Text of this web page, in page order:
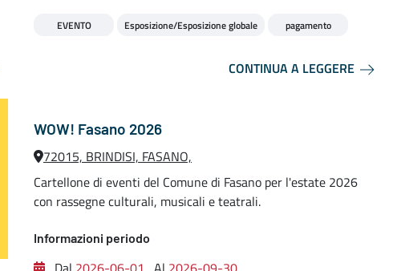
EVENTO Esposizione/Esposizione globale pagamento
CONTINUA A LEGGERE
WOW! Fasano 2026
72015, BRINDISI, FASANO,
Cartellone di eventi del Comune di Fasano per l'estate 2026
con rassegne culturali, musicali e teatrali.
Informazioni periodo